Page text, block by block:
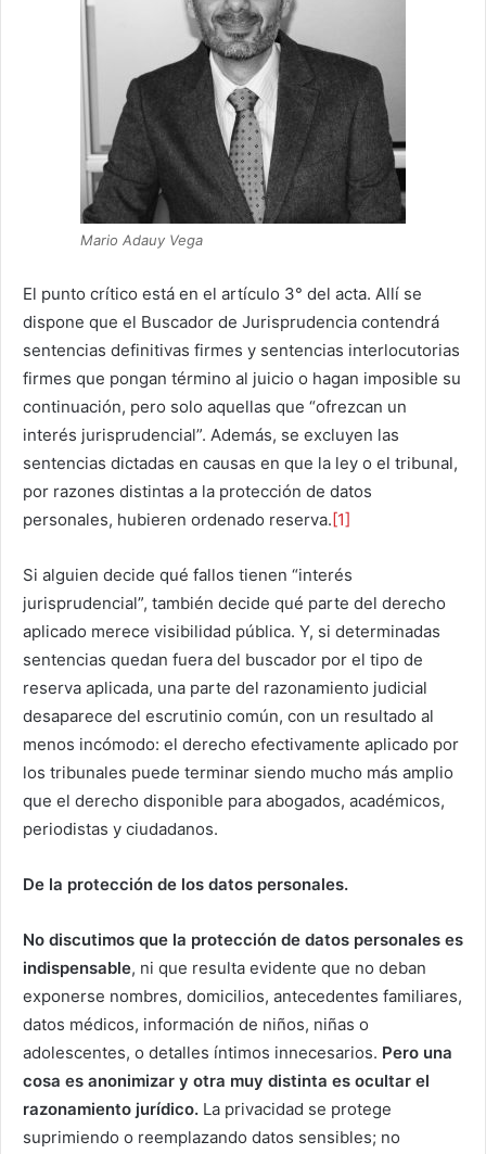
Mario Adauy Vega
El punto crítico está en el artículo 3° del acta. Allí se
dispone que el Buscador de Jurisprudencia contendrá
sentencias definitivas firmes y sentencias interlocutorias
firmes que pongan término al juicio o hagan imposible su
continuación, pero solo aquellas que “ofrezcan un
interés jurisprudencial”. Además, se excluyen las
sentencias dictadas en causas en que la ley o el tribunal,
por razones distintas a la protección de datos
personales, hubieren ordenado reserva. [1]
Si alguien decide qué fallos tienen “interés
jurisprudencial”, también decide qué parte del derecho
aplicado merece visibilidad pública. Y, si determinadas
sentencias quedan fuera del buscador por el tipo de
reserva aplicada, una parte del razonamiento judicial
desaparece del escrutinio común, con un resultado al
menos incómodo: el derecho efectivamente aplicado por
los tribunales puede terminar siendo mucho más amplio
que el derecho disponible para abogados, académicos,
periodistas y ciudadanos.
De la protección de los datos personales.
No discutimos que la protección de datos personales es
indispensable, ni que resulta evidente que no deban
exponerse nombres, domicilios, antecedentes familiares,
datos médicos, información de niños, niñas o
adolescentes, o detalles íntimos innecesarios. Pero una
cosa es anonimizar y otra muy distinta es ocultar el
razonamiento jurídico. La privacidad se protege
suprimiendo o reemplazando datos sensibles; no